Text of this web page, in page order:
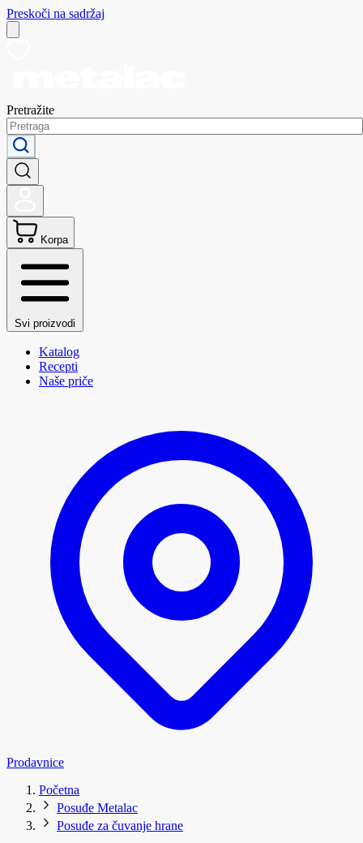
Preskoči na sadržaj
Pretražite
Korpa
Svi proizvodi
Katalog
Recepti
Naše priče
Prodavnice
Početna
Posuđe Metalac
Posuđe za čuvanje hrane